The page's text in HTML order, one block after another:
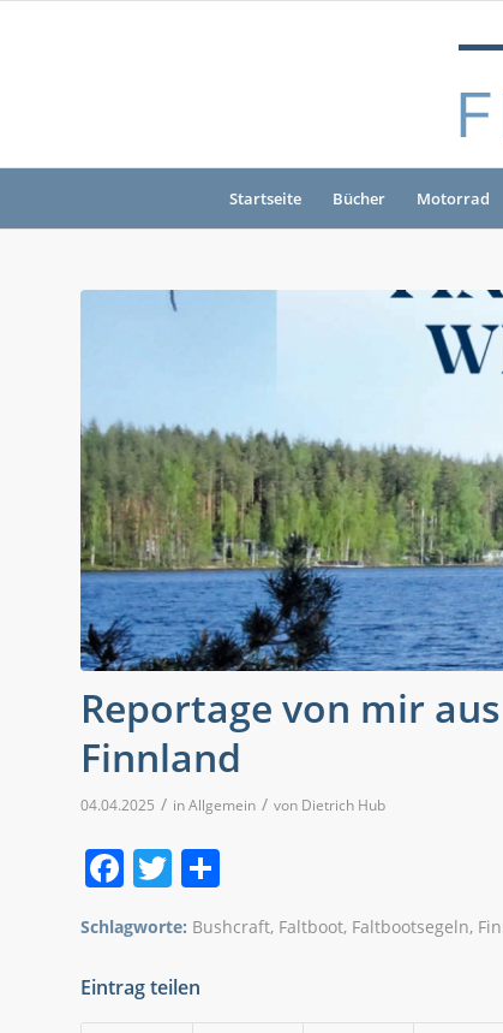
Startseite Bücher Motorrad
Reportage von mir
Finnland
04.04.2025 / inAllgemein / von Dietrich Hub
Facebook
Twitter
Schlagworte: Bushcraft, Faltboot, Faltbootsegeln,
Eintrag teilen